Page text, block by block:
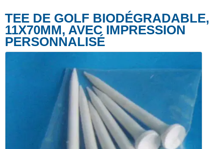
TEE DE GOLF BIODÉGRADABLE,
11X70MM, AVEC IMPRESSION
PERSONNALISÉ